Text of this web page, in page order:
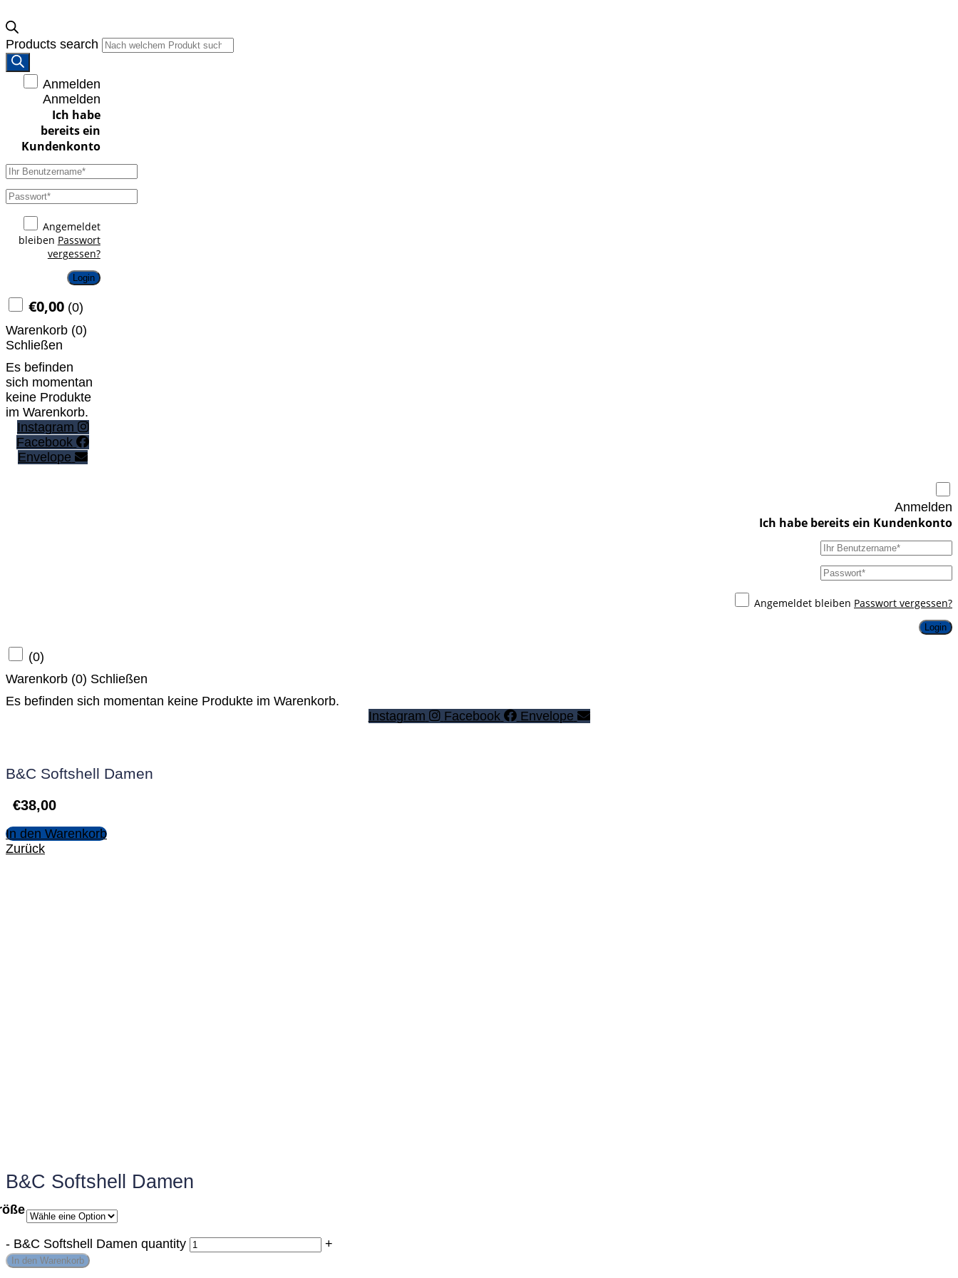
Products search
Anmelden
Anmelden
Angemeldet
bleiben Passwort
vergessen?
Login
€0,00 (0)
Warenkorb (0)
Schließen
Es befinden
sich momentan
keine Produkte
im Warenkorb.
Instagram
Facebook
Envelope
Anmelden
Angemeldet bleiben Passwort vergessen?
Login
(0)
Warenkorb (0) Schließen
Es befinden sich momentan keine Produkte im Warenkorb.
Instagram
Facebook Envelope
B&C Softshell Damen
€38,00
In den Warenkorb
Zurück
B&C Softshell Damen
- B&C Softshell Damen quantity +
In den Warenkorb